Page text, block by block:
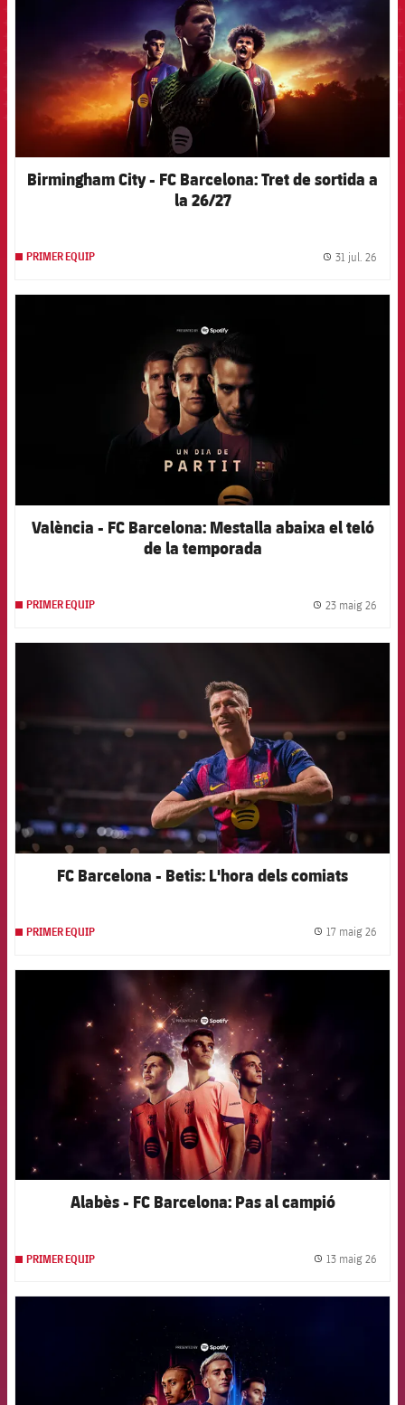
Birmingham City - FC Barcelona: Tret de sortida a
la 26/27
PRIMER EQUIP 31 jul. 26
València - FC Barcelona: Mestalla abaixa el teló
de la temporada
PRIMER EQUIP 23 maig 26
FC Barcelona - Betis: L'hora dels comiats
PRIMER EQUIP 17 maig 26
Alabès - FC Barcelona: Pas al campió
PRIMER EQUIP 13 maig 26
FCB Barcelona badge